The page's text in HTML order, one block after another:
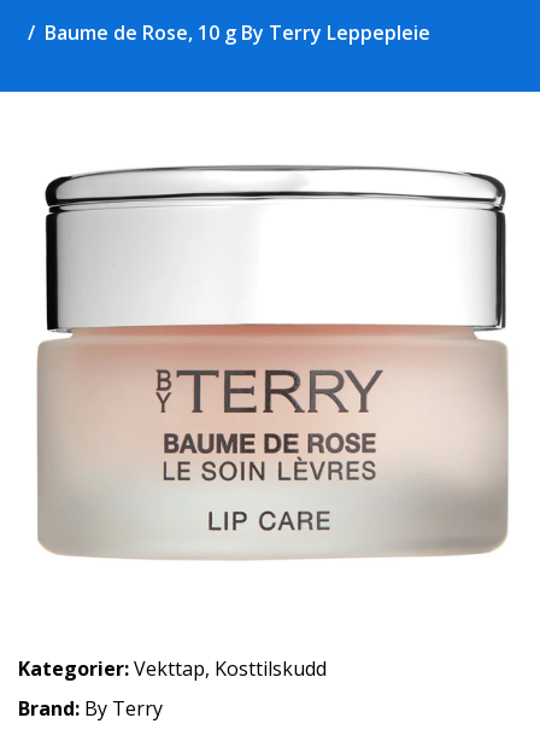
Baume de Rose, 10 g By Terry Leppepleie
Kategorier:Vekttap, Kosttilskudd
Brand: By Terry